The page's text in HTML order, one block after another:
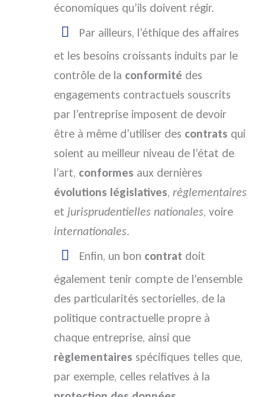
économiques qu’ils doivent régir.
Par ailleurs, l’éthique des affaires
et les besoins croissants induits par le
contrôle de la conformité des
engagements contractuels souscrits
par l’entreprise imposent de devoir
être à même d’utiliser des contrats qui
soient au meilleur niveau de l’état de
l’art, conformes aux dernières
évolutions législatives, règlementaires
et jurisprudentielles nationales, voire
internationales.
Enfin, un bon contrat doit
également tenir compte de l’ensemble
des particularités sectorielles, de la
politique contractuelle propre à
chaque entreprise, ainsi que
règlementaires spécifiques telles que,
par exemple, celles relatives à la